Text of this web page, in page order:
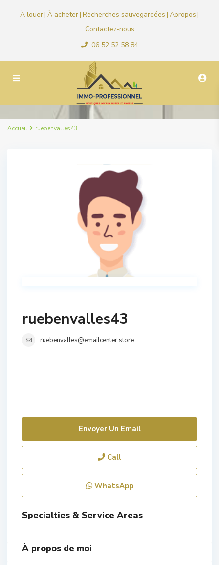
À louer| À acheter| Recherches sauvegardées | Apropos |
Contactez-nous
06 52 52 58 84
Accueil ruebenvalles43
ruebenvalles43
ruebenvalles@emailcenter.store
Envoyer Un Email
Call
WhatsApp
Specialties & Service Areas
À propos de moi